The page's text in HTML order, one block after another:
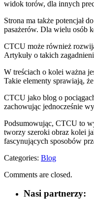
widok torów, dla innych
Strona ma także potencjał
pasażerów. Dla wielu osób
CTCU może również
Artykuły o takich
W treściach o kolei ważna
Takie elementy sprawiają,
CTCU jako blog o
zachowując jednocześnie
Podsumowując, CTCU to
tworzy szeroki obraz kolei
fascynujących sposobów
Categories: Blog
Comments are closed.
Nasi partnerzy: